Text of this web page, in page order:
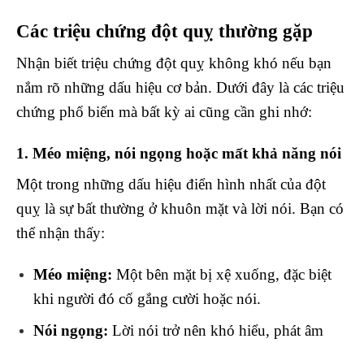
Các triệu chứng đột quỵ thường gặp
Nhận biết triệu chứng đột quỵ không khó nếu bạn
nắm rõ những dấu hiệu cơ bản. Dưới đây là các triệu
chứng phổ biến mà bất kỳ ai cũng cần ghi nhớ:
1. Méo miệng, nói ngọng hoặc mất khả năng nói
Một trong những dấu hiệu điển hình nhất của đột
quỵ là sự bất thường ở khuôn mặt và lời nói. Bạn có
thể nhận thấy:
Méo miệng: Một bên mặt bị xệ xuống, đặc biệt
khi người đó cố gắng cười hoặc nói.
Nói ngọng: Lời nói trở nên khó hiểu, phát âm